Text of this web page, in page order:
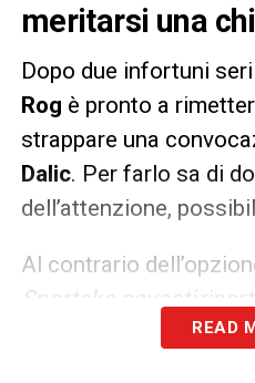
meritarsi una
Dopo due infortuni
Rog è pronto a
strappare una
Dalic. Per farlo sa di
dell’attenzione,
Al contrario
Sportske novosti
fattibile un ritorno in
READ